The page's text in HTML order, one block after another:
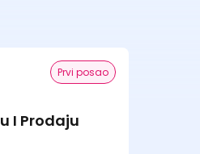
Prvi posao
I Prodaju